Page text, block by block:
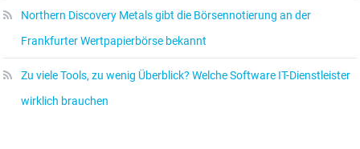
Northern Discovery Metals gibt die Börsennotierung an der
Frankfurter Wertpapierbörse bekannt
Zu viele Tools, zu wenig Überblick? Welche Software IT-Dienstleister
wirklich brauchen